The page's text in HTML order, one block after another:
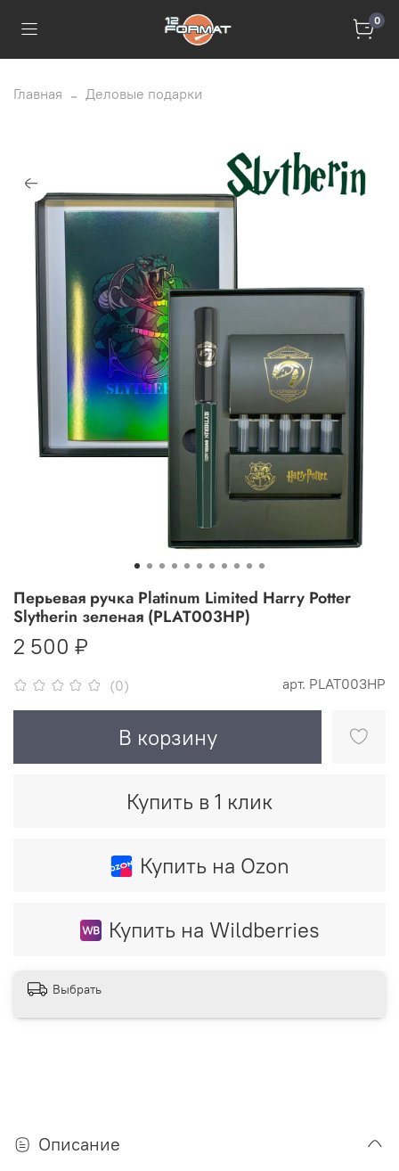
0
Главная Деловые подарки
(0) арт. PLAT003HP
Перьевая ручка Platinum Limited Harry Potter
Slytherin зеленая (PLAT003HP)
2 500 ₽
В корзину
Купить в 1 клик
Купить на Ozon
Купить на Wildberries
Выбрать
Описание